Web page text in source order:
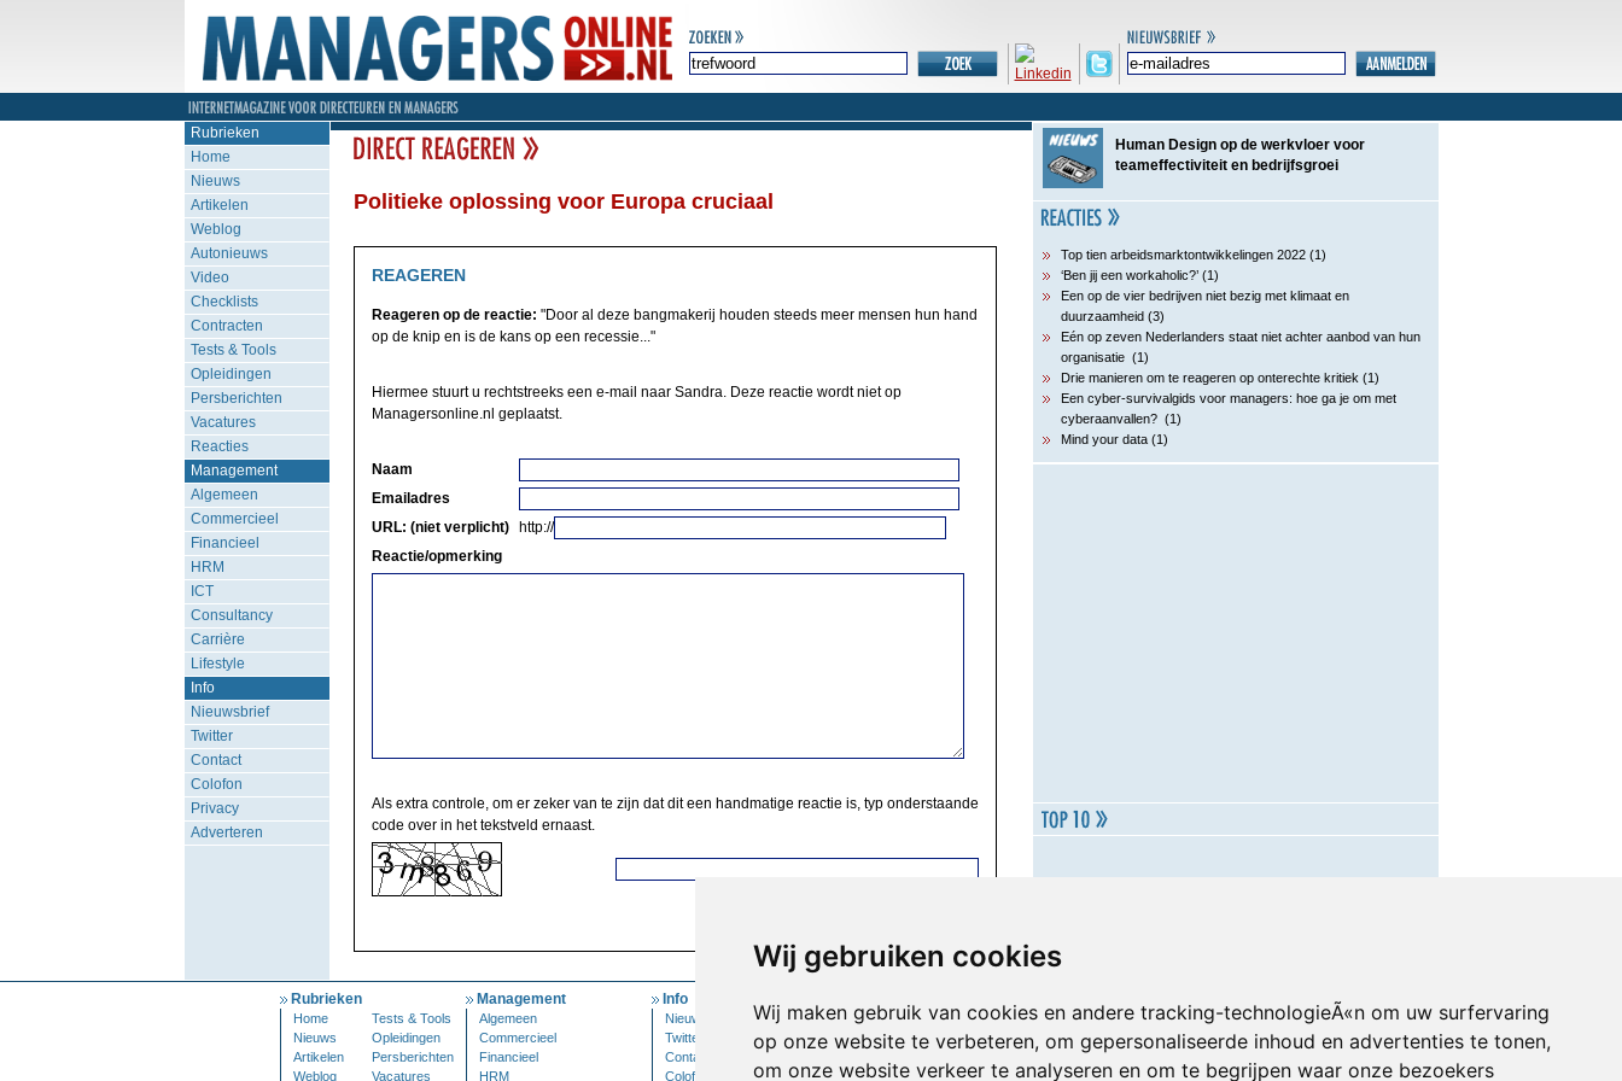
Wij gebruiken cookies
Wij maken gebruik van cookies en andere tracking-technologieÃ«n om uw surfervaring
op onze website te verbeteren, om gepersonaliseerde inhoud en advertenties te tonen,
om onze website verkeer te analyseren en om te begrijpen waar onze bezoekers
Rubrieken
Home
Nieuws
Artikelen
Weblog
Autonieuws
Video
Checklists
Contracten
Tests & Tools
Opleidingen
Persberichten
Vacatures
Reacties
Management
Algemeen
Commercieel
Financieel
HRM
ICT
Consultancy
Carrière
Lifestyle
Info
Nieuwsbrief
Twitter
Contact
Colofon
Privacy
Adverteren
Politieke oplossing voor Europa cruciaal
REAGEREN
Reageren op de reactie: "Door al deze bangmakerij houden steeds meer mensen hun hand
op de knip en is de kans op een recessie..."
Hiermee stuurt u rechtstreeks een e-mail naar Sandra. Deze reactie wordt niet op
Managersonline.nl geplaatst.
Naam
Emailadres
URL: (niet verplicht)
http://
Reactie/opmerking
Als extra controle, om er zeker van te zijn dat dit een handmatige reactie is, typ onderstaande
code over in het tekstveld ernaast.
Human Design op de werkvloer voor
teameffectiviteit en bedrijfsgroei
Top tien arbeidsmarktontwikkelingen 2022 (1)
‘Ben jij een workaholic?’ (1)
Een op de vier bedrijven niet bezig met klimaat en
duurzaamheid (3)
Eén op zeven Nederlanders staat niet achter aanbod van hun
organisatie (1)
Drie manieren om te reageren op onterechte kritiek (1)
Een cyber-survivalgids voor managers: hoe ga je om met
cyberaanvallen? (1)
Mind your data (1)
Rubrieken
Home
Tests & Tools
Nieuws
Opleidingen
Artikelen
Persberichten
Weblog
Vacatures
Management
Algemeen
Commercieel
Financieel
HRM
Info
Nieuwsbrief
Twitter
Contact
Colofon
Inloggen